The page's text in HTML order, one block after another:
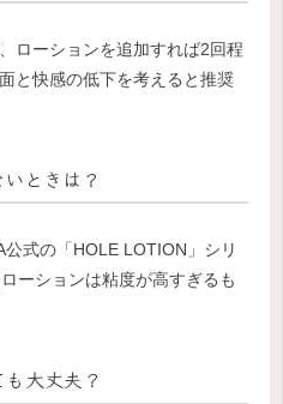
ローションを追加すれば2回程
と快感の低下を考えると推奨
ときは？
式の「HOLE LOTION」シリ
ーションは粘度が高すぎるも
大丈夫？